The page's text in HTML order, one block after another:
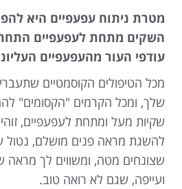
מטרת ניתוח עפעפיים היא
השקים מתחת לעפעפיים
עודפי העור מהעפעפיים
מכל הטיפולים הקוסמטיים
שלך, ומכל הקרמים "הקסומים"
שקיות מעל ומתחת לעפעפיים,
להשגת מראה פנים מושלם, נטול
שצונחים מטה, ומשווים לך מראה
ועייפה, שגם לא רואה טוב.